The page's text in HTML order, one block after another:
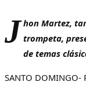
J hon Martez,
trompeta,
de temas
SANTO